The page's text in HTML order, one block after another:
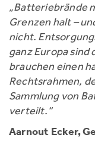
„Batteriebrände
Grenzen halt –
nicht.
ganz Europa sind
brauchen einen
Rechtsrahmen,
Sammlung von
verteilt.“
Aarnout Ecker,